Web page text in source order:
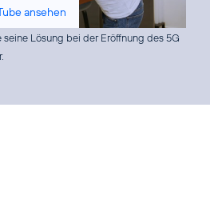
ansehen
seine Lösung bei der Eröffnung des 5G